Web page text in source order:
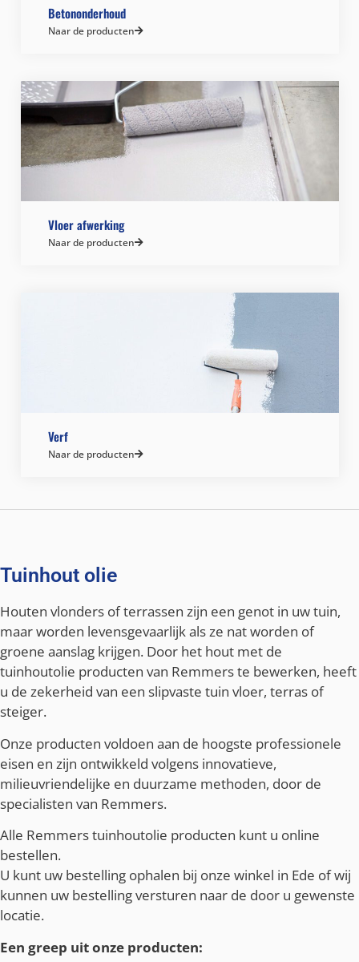
Betononderhoud
Naar de producten
Vloer afwerking
Naar de producten
Verf
Naar de producten
Tuinhout olie
Houten vlonders of terrassen zijn een genot in uw tuin,
maar worden levensgevaarlijk als ze nat worden of
groene aanslag krijgen. Door het hout met de
tuinhoutolie producten van Remmers te bewerken, heeft
u de zekerheid van een slipvaste tuin vloer, terras of
steiger.
Onze producten voldoen aan de hoogste professionele
eisen en zijn ontwikkeld volgens innovatieve,
milieuvriendelijke en duurzame methoden, door de
specialisten van Remmers.
Alle Remmers tuinhoutolie producten kunt u online
bestellen.
U kunt uw bestelling ophalen bij onze winkel in Ede of wij
kunnen uw bestelling versturen naar de door u gewenste
locatie.
Een greep uit onze producten: